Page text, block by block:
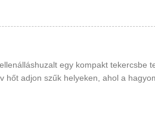
egy kompakt tekercsbe
hőt adjon szűk helyeken, ahol a